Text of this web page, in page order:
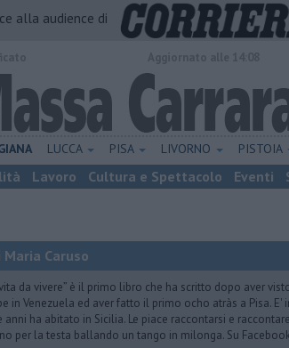
alla audience di
LUCCA PISA LIVORNO PISTOIA
Lavoro Cultura e Spettacolo Eventi
Maria Caruso
vita da vivere” è il primo libro che ha scritto dopo aver
in Venezuela ed aver fatto il primo ocho atràs a Pisa. E'
anni ha abitato in Sicilia. Le piace raccontarsi e
per la testa ballando un tango in milonga. Su